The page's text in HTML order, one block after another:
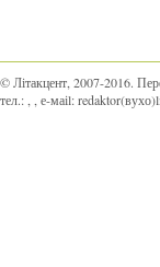
© Літакцент, 2007-2016.
тел.:
, е-маіl: